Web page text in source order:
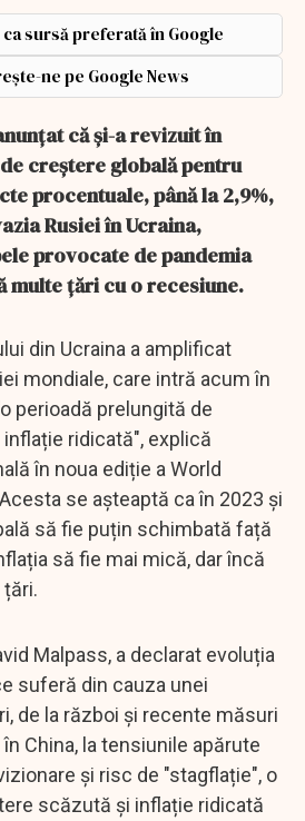
sursă preferată în Google
ne pe Google News
că și-a revizuit în
creștere globală pentru
procentuale, până la 2,9%,
Rusiei în Ucraina,
provocate de pandemia
multe țări cu o recesiune.
din Ucraina a amplificat
mondiale, care intră acum în
perioadă prelungită de
ridicată", explică
în noua ediție a World
se așteaptă ca în 2023 și
să fie puțin schimbată față
să fie mai mică, dar încă
Malpass, a declarat evoluția
suferă din cauza unei
de la război și recente măsuri
China, la tensiunile apărute
și risc de "stagflație", o
scăzută și inflație ridicată